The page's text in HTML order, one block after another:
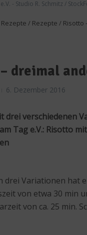
- Studio R. Schmitz /
/ Rezepte / Risotto
dreimal
6. Dezember 2016
drei verschiedenen
Tag e.V.: Risotto
drei Variationen hat
von etwa 30 min
von ca. 25 min.